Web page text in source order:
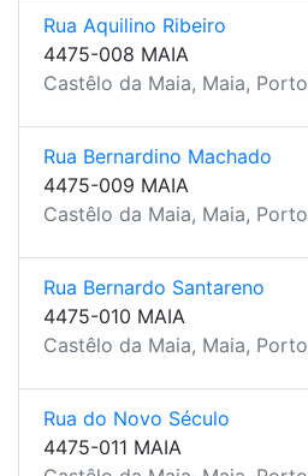
Rua Aquilino Ribeiro
4475-008 MAIA
Castêlo da Maia, Maia, Porto
Rua Bernardino Machado
4475-009 MAIA
Castêlo da Maia, Maia, Porto
Rua Bernardo Santareno
4475-010 MAIA
Castêlo da Maia, Maia, Porto
Rua do Novo Século
4475-011 MAIA